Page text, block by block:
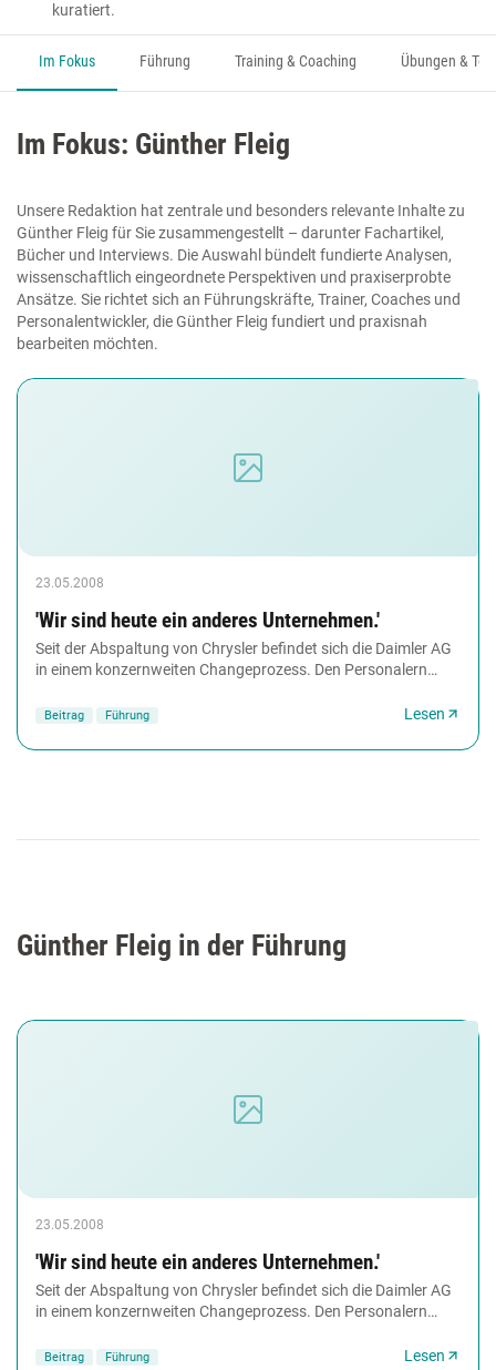
kuratiert.
Im Fokus Führung Training & Coaching Übungen &
Im Fokus: Günther Fleig
Unsere Redaktion hat zentrale und besonders relevante Inhalte zu
Günther Fleig für Sie zusammengestellt – darunter Fachartikel,
Bücher und Interviews. Die Auswahl bündelt fundierte Analysen,
wissenschaftlich eingeordnete Perspektiven und praxiserprobte
Ansätze. Sie richtet sich an Führungskräfte, Trainer, Coaches und
Personalentwickler, die Günther Fleig fundiert und praxisnah
bearbeiten möchten.
23.05.2008
'Wir sind heute ein anderes Unternehmen.'
Seit der Abspaltung von Chrysler befindet sich die Daimler AG
in einem konzernweiten Changeprozess. Den Personalern
Beitrag Führung Lesen
Günther Fleig in der Führung
23.05.2008
'Wir sind heute ein anderes Unternehmen.'
Seit der Abspaltung von Chrysler befindet sich die Daimler AG
in einem konzernweiten Changeprozess. Den Personalern
Beitrag Führung Lesen